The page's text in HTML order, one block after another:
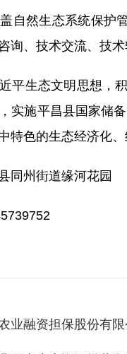
然生态系统保护管
询、技术交流、技术
生态文明思想，积
实施平昌县国家储
特色的生态经济化、
州街道缘河花园
业融资担保股份有限